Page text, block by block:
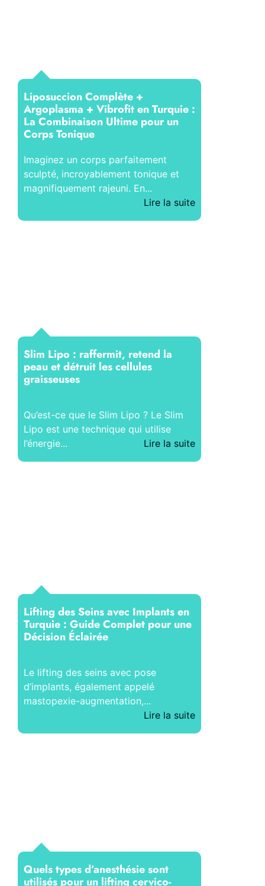
Liposuccion Complète +
Argoplasma + Vibrofit en Turquie :
La Combinaison Ultime pour un
Corps Tonique
Imaginez un corps parfaitement
sculpté, incroyablement tonique et
magnifiquement rajeuni. En...
Lire la suite
Slim Lipo : raffermit, retend la
peau et détruit les cellules
graisseuses
Qu’est-ce que le Slim Lipo ? Le Slim
Lipo est une technique qui utilise
l’énergie...
Lire la suite
Lifting des Seins avec Implants en
Turquie : Guide Complet pour une
Décision Éclairée
Le lifting des seins avec pose
d’implants, également appelé
mastopexie-augmentation,...
Lire la suite
Quels types d’anesthésie sont
utilisés pour un lifting cervico-